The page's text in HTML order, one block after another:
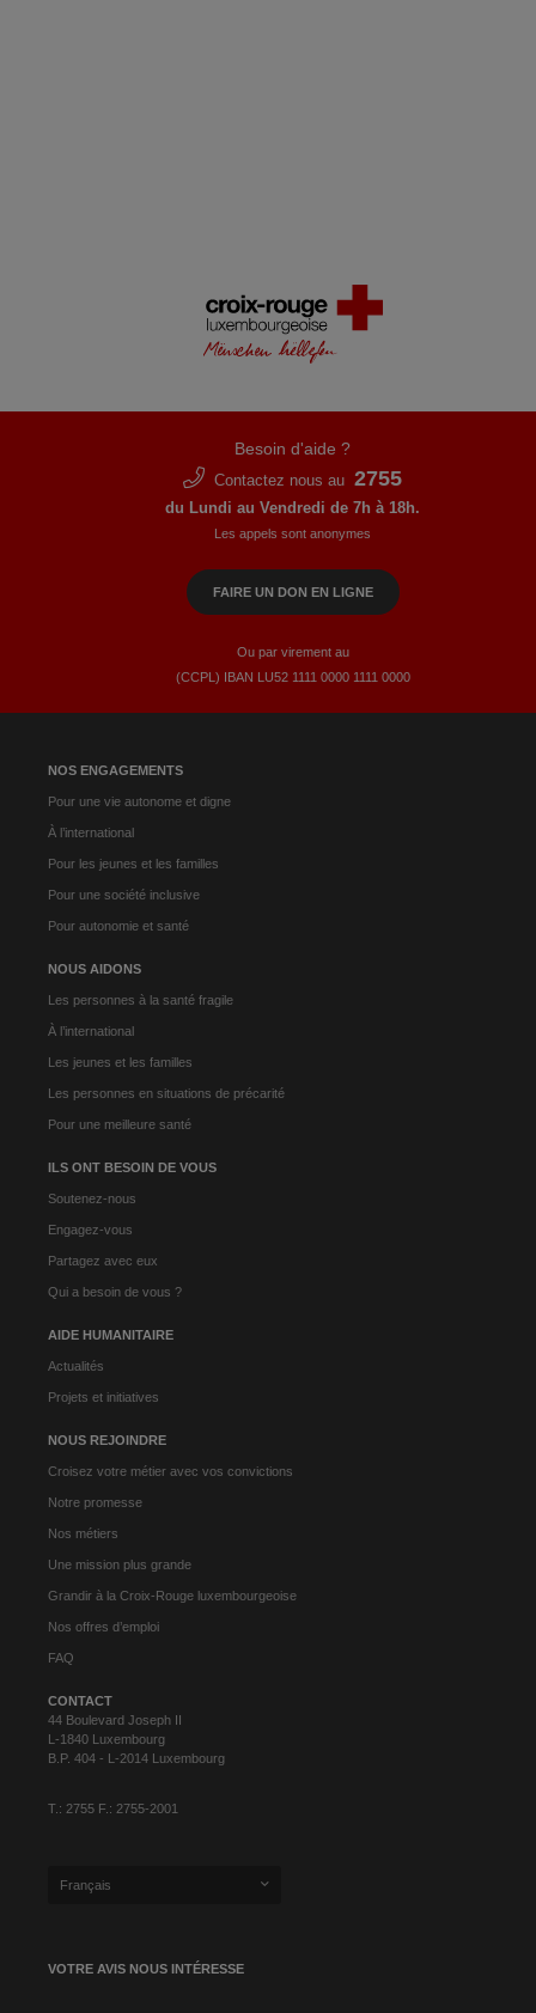
NOS ENGAGEMENTS
Pour une vie autonome et digne
À l’international
Pour les jeunes et les familles
Pour une société inclusive
Pour autonomie et santé
NOUS AIDONS
Les personnes à la santé fragile
À l’international
Les jeunes et les familles
Les personnes en situations de précarité
Pour une meilleure santé
ILS ONT BESOIN DE VOUS
Soutenez-nous
Engagez-vous
Partagez avec eux
Qui a besoin de vous ?
AIDE HUMANITAIRE
Actualités
Projets et initiatives
NOUS REJOINDRE
Croisez votre métier avec vos convictions
Notre promesse
Nos métiers
Une mission plus grande
Grandir à la Croix-Rouge luxembourgeoise
Nos offres d’emploi
FAQ
CONTACT
44 Boulevard Joseph II
L-1840 Luxembourg
B.P. 404 - L-2014 Luxembourg
T.: 2755 F.: 2755-2001
Français
VOTRE AVIS NOUS INTÉRESSE
Besoin d'aide ?
Contactez nous au 2755
du Lundi au Vendredi de 7h à 18h.
Les appels sont anonymes
FAIRE UN DON EN LIGNE
Ou par virement au
(CCPL) IBAN LU52​ 1111​ 0000​ 1111​ 0000